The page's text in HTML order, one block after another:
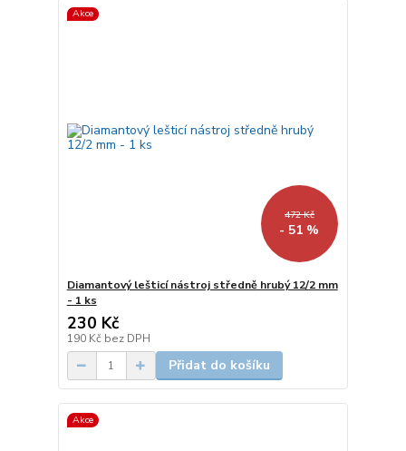
Akce
472 Kč
- 51 %
Diamantový lešticí nástroj středně hrubý 12/2 mm
- 1 ks
230 Kč
190 Kč bez DPH
Přidat do košíku
Akce